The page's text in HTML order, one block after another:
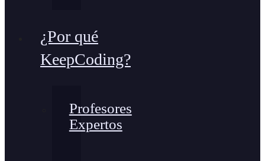
¿Por qué
KeepCoding?
Profesores
Expertos